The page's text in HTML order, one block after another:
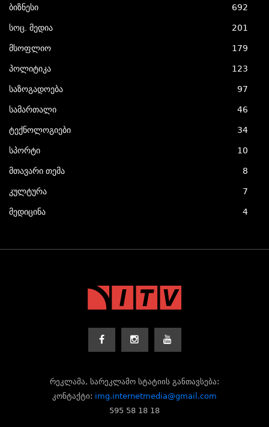
ბიზნესი 692
სოც. მედია 201
მსოფლიო 179
პოლიტიკა 123
საზოგადოება 97
სამართალი 46
ტექნოლოგიები 34
სპორტი 10
მთავარი თემა 8
კულტურა 7
მედიცინა 4
რეკლამა, სარეკლამო სტატიის განთავსება:
კონტაქტი: img.internetmedia@gmail.com
595 58 18 18